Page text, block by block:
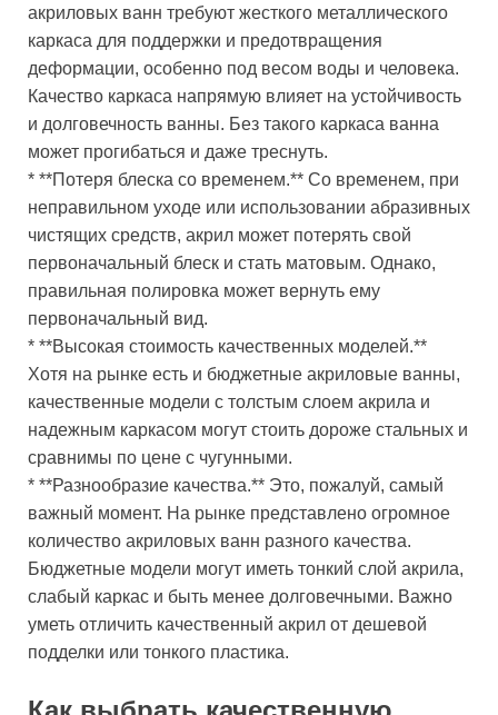
акриловых ванн требуют жесткого металлического
каркаса для поддержки и предотвращения
деформации, особенно под весом воды и человека.
Качество каркаса напрямую влияет на устойчивость
и долговечность ванны. Без такого каркаса ванна
может прогибаться и даже треснуть.
* **Потеря блеска со временем.** Со временем, при
неправильном уходе или использовании абразивных
чистящих средств, акрил может потерять свой
первоначальный блеск и стать матовым. Однако,
правильная полировка может вернуть ему
первоначальный вид.
* **Высокая стоимость качественных моделей.**
Хотя на рынке есть и бюджетные акриловые ванны,
качественные модели с толстым слоем акрила и
надежным каркасом могут стоить дороже стальных и
сравнимы по цене с чугунными.
* **Разнообразие качества.** Это, пожалуй, самый
важный момент. На рынке представлено огромное
количество акриловых ванн разного качества.
Бюджетные модели могут иметь тонкий слой акрила,
слабый каркас и быть менее долговечными. Важно
уметь отличить качественный акрил от дешевой
подделки или тонкого пластика.